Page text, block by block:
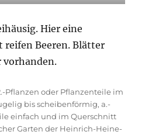
Hier eine
reifen Beeren. Blätter
Pflanzen oder Pflanzenteile im
bis scheibenförmig,a.-
einfach und im Querschnitt
Garten der Heinrich-Heine-